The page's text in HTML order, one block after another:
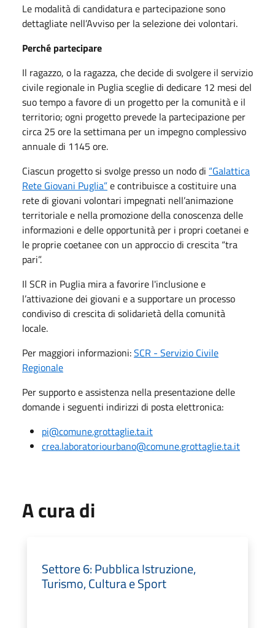
Le modalità di candidatura e partecipazione sono
dettagliate nell’Avviso per la selezione dei volontari.
Perché partecipare
Il ragazzo, o la ragazza, che decide di svolgere il servizio
civile regionale in Puglia sceglie di dedicare 12 mesi del
suo tempo a favore di un progetto per la comunità e il
territorio; ogni progetto prevede la partecipazione per
circa 25 ore la settimana per un impegno complessivo
annuale di 1145 ore.
Ciascun progetto si svolge presso un nodo di “Galattica
Rete Giovani Puglia”e contribuisce a costituire una
rete di giovani volontari impegnati nell’animazione
territoriale e nella promozione della conoscenza delle
informazioni e delle opportunità per i propri coetanei e
le proprie coetanee con un approccio di crescita “tra
pari”.
Il SCR in Puglia mira a favorire l'inclusione e
l’attivazione dei giovani e a supportare un processo
condiviso di crescita di solidarietà della comunità
locale.
Per maggiori informazioni:SCR - Servizio Civile
Regionale
Per supporto e assistenza nella presentazione delle
domande i seguenti indirizzi di posta elettronica:
pi@comune.grottaglie.ta.it
crea.laboratoriourbano@comune.grottaglie.ta.it
A cura di
Settore 6: Pubblica Istruzione,
Turismo, Cultura e Sport